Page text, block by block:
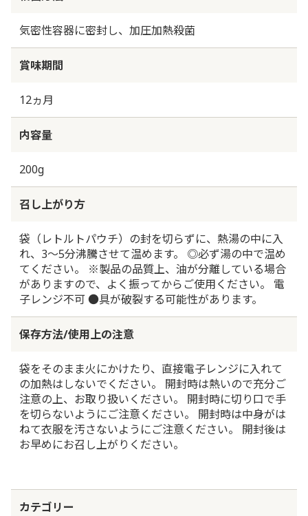
気密性容器に密封し、加圧加熱殺菌
賞味期間
12ヵ月
内容量
200g
召し上がり方
袋（レトルトパウチ）の封を切らずに、熱湯の中に入
れ、3～5分沸騰させて温めます。 ◎必ず湯の中で温め
てください。 ※製品の品質上、油が分離している場合
がありますので、よく振ってからご使用ください。 電
子レンジ不可 ●具が破裂する可能性があります。
保存方法/使用上の注意
袋をそのまま火にかけたり、直接電子レンジに入れて
の加熱はしないでください。 開封時は熱いので充分ご
注意の上、お取り扱いください。 開封時に切り口で手
を切らないようにご注意ください。 開封時は中身がは
ねて衣服を汚さないようにご注意ください。 開封後は
お早めにお召し上がりください。
カテゴリー